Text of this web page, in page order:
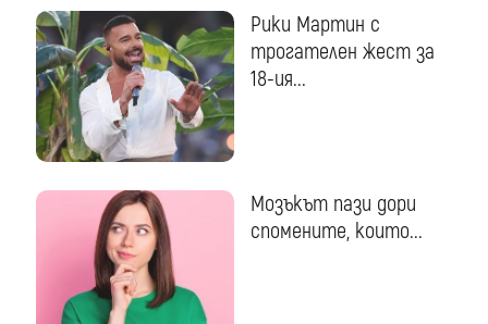
Рики Мартин с
трогателен жест за
18-ия...
Мозъкът пази дори
спомените, които...